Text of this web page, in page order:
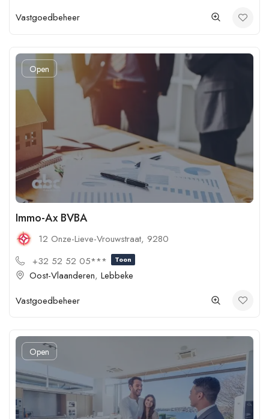
Vastgoedbeheer
Open
Immo-Ax BVBA
12 Onze-Lieve-Vrouwstraat, 9280
+32 52 52 05***
Toon
Oost-Vlaanderen, Lebbeke
Vastgoedbeheer
Open